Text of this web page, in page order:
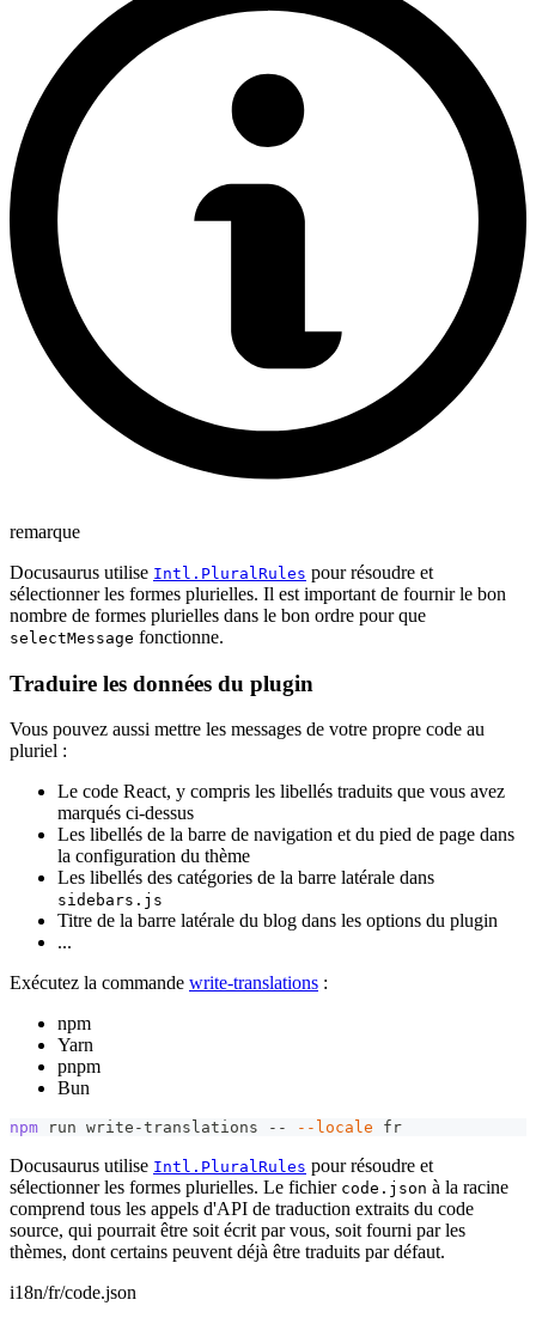
remarque
Docusaurus utilise Intl.PluralRules pour résoudre et
sélectionner les formes plurielles. Il est important de fournir le bon
nombre de formes plurielles dans le bon ordre pour que
selectMessage fonctionne.
Traduire les données du plugin
Vous pouvez aussi mettre les messages de votre propre code au
pluriel :
Le code React, y compris les libellés traduits que vous avez
marqués ci-dessus
Les libellés de la barre de navigation et du pied de page dans
la configuration du thème
Les libellés des catégories de la barre latérale dans
sidebars.js
Titre de la barre latérale du blog dans les options du plugin
...
Exécutez la commande write-translations :
npm
Yarn
pnpm
Bun
npm run write-translations -- --locale fr
Docusaurus utilise Intl.PluralRules pour résoudre et
sélectionner les formes plurielles. Le fichier code.json à la racine
comprend tous les appels d'API de traduction extraits du code
source, qui pourrait être soit écrit par vous, soit fourni par les
thèmes, dont certains peuvent déjà être traduits par défaut.
i18n/fr/code.json